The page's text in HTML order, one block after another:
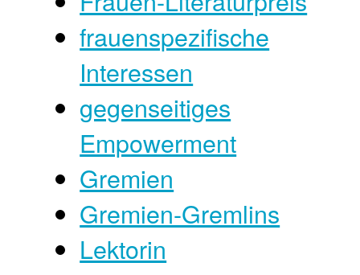
frauenspezifische
Interessen
gegenseitiges
Empowerment
Gremien
Gremien-Gremlins
Lektorin